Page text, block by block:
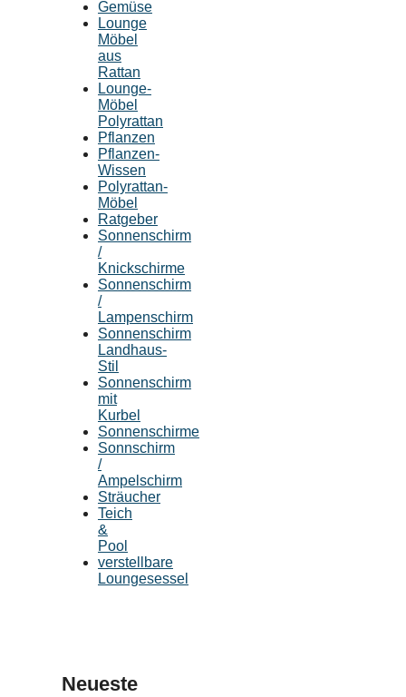
Gemüse
Lounge
Möbel
aus
Rattan
Lounge-
Möbel
Polyrattan
Pflanzen
Pflanzen-
Wissen
Polyrattan-
Möbel
Ratgeber
Sonnenschirm
/
Knickschirme
Sonnenschirm
/
Lampenschirm
Sonnenschirm
Landhaus-
Stil
Sonnenschirm
mit
Kurbel
Sonnenschirme
Sonnschirm
/
Ampelschirm
Sträucher
Teich
&
Pool
verstellbare
Loungesessel
Neueste